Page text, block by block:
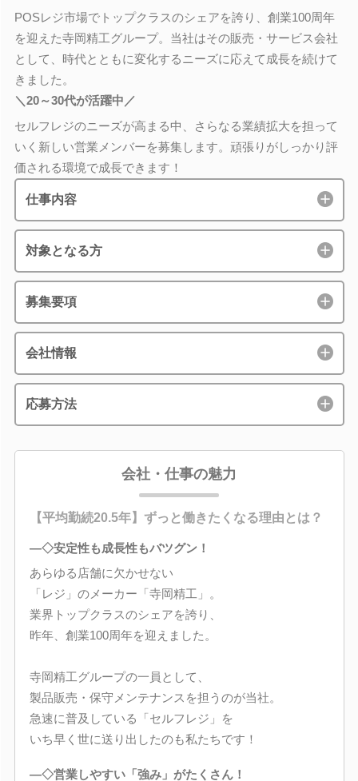
POSレジ市場でトップクラスのシェアを誇り、創業100周年
を迎えた寺岡精工グループ。当社はその販売・サービス会社
として、時代とともに変化するニーズに応えて成長を続けて
きました。
＼20～30代が活躍中／
セルフレジのニーズが高まる中、さらなる業績拡大を担って
いく新しい営業メンバーを募集します。頑張りがしっかり評
価される環境で成長できます！
仕事内容
対象となる方
募集要項
会社情報
応募方法
会社・仕事の魅力
【平均勤続20.5年】ずっと働きたくなる理由とは？
―◇安定性も成長性もバツグン！
あらゆる店舗に欠かせない
「レジ」のメーカー「寺岡精工」。
業界トップクラスのシェアを誇り、
昨年、創業100周年を迎えました。
寺岡精工グループの一員として、
製品販売・保守メンテナンスを担うのが当社。
急速に普及している「セルフレジ」を
いち早く世に送り出したのも私たちです！
―◇営業しやすい「強み」がたくさん！